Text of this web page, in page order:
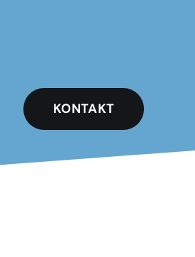
KONTAKT